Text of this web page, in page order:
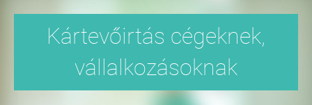
Kártevőirtás cégeknek,
vállalkozásoknak